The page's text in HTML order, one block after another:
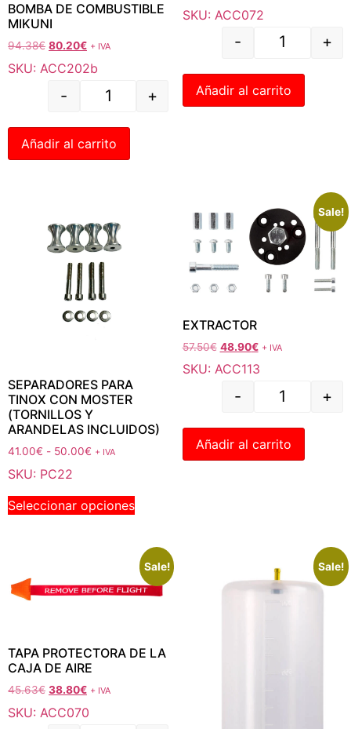
BOMBA DE COMBUSTIBLE
MIKUNI
94.38€ 80.20€ + IVA
SKU: ACC202b
- +
Añadir al carrito
SKU: ACC072
- +
Añadir al carrito
SEPARADORES PARA
TINOX CON MOSTER
(TORNILLOS Y
ARANDELAS INCLUIDOS)
41.00€ - 50.00€ + IVA
SKU: PC22
Seleccionar opciones
Sale!
EXTRACTOR
57.50€ 48.90€ + IVA
SKU: ACC113
- +
Añadir al carrito
Sale!
TAPA PROTECTORA DE LA
CAJA DE AIRE
45.63€ 38.80€ + IVA
SKU: ACC070
Sale!